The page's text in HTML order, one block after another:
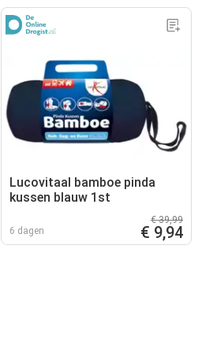
Lucovitaal bamboe pinda
kussen blauw 1st
6 dagen
€ 39,99
€ 9,94